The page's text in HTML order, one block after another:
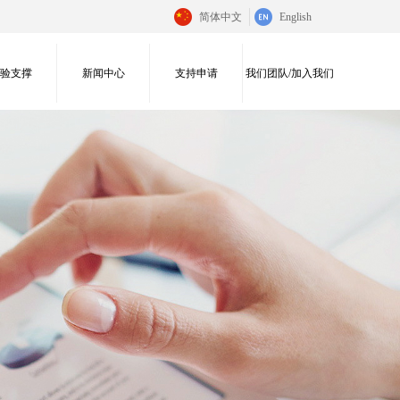
支撑 新闻中心 支持申请 我们团队/加入我们
简体中文 English